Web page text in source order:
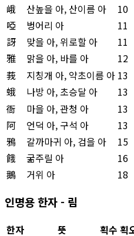
峨
산높을 아, 산이름 아 10
啞
벙어리 아 11
訝
맞을 아, 위로할 아 11
雅
맑을 아, 바를 아 12
莪
지칭개 아, 약초이름 아 13
蛾
나방 아, 초승달 아 13
衙
마을 아, 관청 아 13
阿
언덕 아, 구석 아 13
鴉
갈까마귀 아, 검을 아 15
餓
굶주릴 아 16
鵝
거위 아 18
인명용 한자 - 림
한자 뜻 획수 획